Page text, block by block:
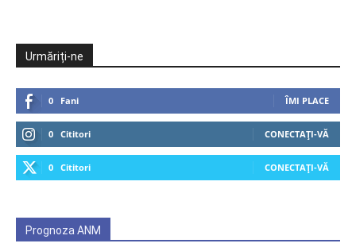
Urmăriți-ne
0 Fani ÎMI PLACE
0 Cititori CONECTAȚI-VĂ
0 Cititori CONECTAȚI-VĂ
Prognoza ANM